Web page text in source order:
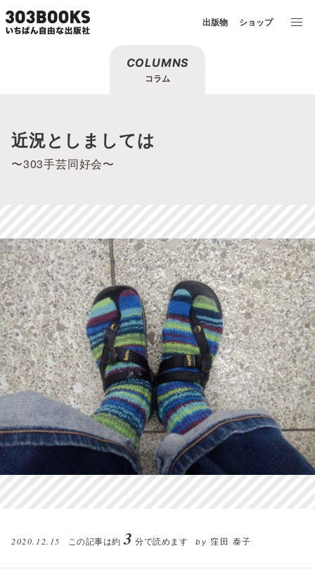
出版物 ショップ
COLUMNS
コラム
近況としましては
〜303手芸同好会〜
2020.12.15 この記事は約 3 分で読めます by 窪田 泰子